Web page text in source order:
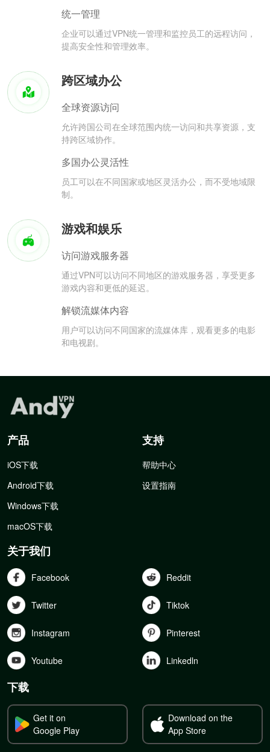
统一管理
企业可以通过VPN统一管理和监控员工的远程访问，
提高安全性和管理效率。
跨区域办公
全球资源访问
允许跨国公司在全球范围内统一访问和共享资源，支
持跨区域协作。
多国办公灵活性
员工可以在不同国家或地区灵活办公，而不受地域限
制。
游戏和娱乐
访问游戏服务器
通过VPN可以访问不同地区的游戏服务器，享受更多
游戏内容和更低的延迟。
解锁流媒体内容
用户可以访问不同国家的流媒体库，观看更多的电影
和电视剧。
产品
iOS下载
Android下载
Windows下载
macOS下载
支持
帮助中心
设置指南
关于我们
Facebook Reddit
Twitter Tiktok
Instagram Pinterest
Youtube Linkedln
下载
Get it on
Google Play
Download on the
App Store